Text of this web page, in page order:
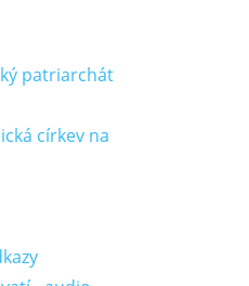
patriarchát
církev na